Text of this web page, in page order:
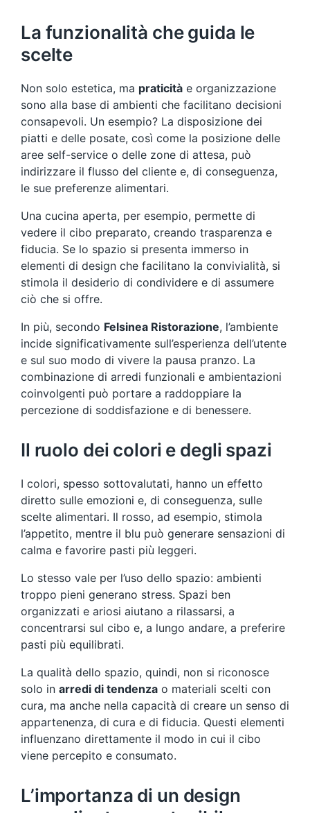
La funzionalità che guida le
scelte
Non solo estetica, ma praticità e organizzazione
sono alla base di ambienti che facilitano decisioni
consapevoli. Un esempio? La disposizione dei
piatti e delle posate, così come la posizione delle
aree self-service o delle zone di attesa, può
indirizzare il flusso del cliente e, di conseguenza,
le sue preferenze alimentari.
Una cucina aperta, per esempio, permette di
vedere il cibo preparato, creando trasparenza e
fiducia. Se lo spazio si presenta immerso in
elementi di design che facilitano la convivialità, si
stimola il desiderio di condividere e di assumere
ciò che si offre.
In più, secondo Felsinea Ristorazione, l’ambiente
incide significativamente sull’esperienza dell’utente
e sul suo modo di vivere la pausa pranzo. La
combinazione di arredi funzionali e ambientazioni
coinvolgenti può portare a raddoppiare la
percezione di soddisfazione e di benessere.
Il ruolo dei colori e degli spazi
I colori, spesso sottovalutati, hanno un effetto
diretto sulle emozioni e, di conseguenza, sulle
scelte alimentari. Il rosso, ad esempio, stimola
l’appetito, mentre il blu può generare sensazioni di
calma e favorire pasti più leggeri.
Lo stesso vale per l’uso dello spazio: ambienti
troppo pieni generano stress. Spazi ben
organizzati e ariosi aiutano a rilassarsi, a
concentrarsi sul cibo e, a lungo andare, a preferire
pasti più equilibrati.
La qualità dello spazio, quindi, non si riconosce
solo in arredi di tendenza o materiali scelti con
cura, ma anche nella capacità di creare un senso di
appartenenza, di cura e di fiducia. Questi elementi
influenzano direttamente il modo in cui il cibo
viene percepito e consumato.
L’importanza di un design